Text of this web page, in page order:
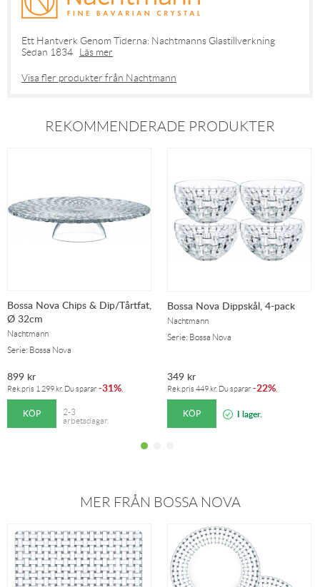
Ett Hantverk Genom Tiderna: Nachtmanns Glastillverkning
Sedan 1834 Läs mer
Visa fler produkter från Nachtmann
REKOMMENDERADE PRODUKTER
Bossa Nova Chips & Dip/Tårtfat,
Ø 32cm
Nachtmann
Serie: Bossa Nova
899 kr
Rek.pris 1 299 kr. Du sparar -31%
KÖP
2-3
arbetsdagar.
Bossa Nova Dippskål, 4-pack
Nachtmann
Serie: Bossa Nova
349 kr
Rek.pris 449 kr. Du sparar -22%
KÖP I lager.
MER FRÅN BOSSA NOVA